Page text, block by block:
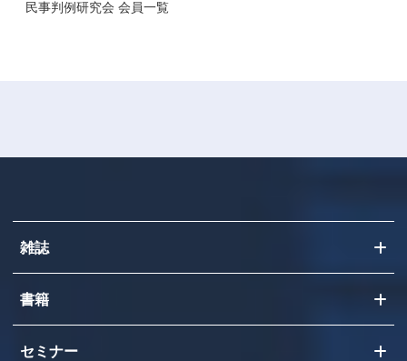
民事判例研究会 会員一覧
雑誌
書籍
セミナー